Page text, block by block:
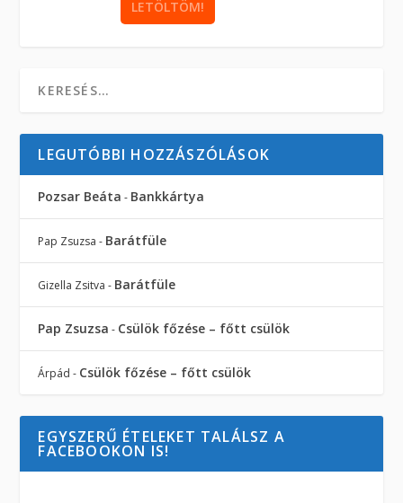
LEGUTÓBBI HOZZÁSZÓLÁSOK
Pozsar Beáta - Bankkártya
Pap Zsuzsa - Barátfüle
Gizella Zsitva - Barátfüle
Pap Zsuzsa - Csülök főzése – főtt csülök
Árpád - Csülök főzése – főtt csülök
EGYSZERŰ ÉTELEKET TALÁLSZ A
FACEBOOKON IS!